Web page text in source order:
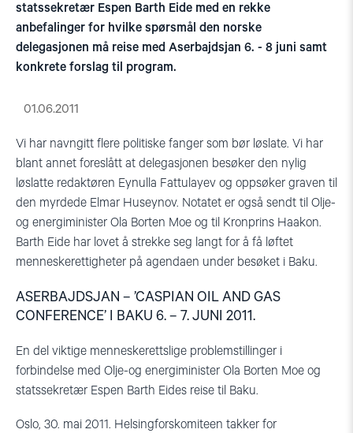
statssekretær Espen Barth Eide med en rekke
anbefalinger for hvilke spørsmål den norske
delegasjonen må reise med Aserbajdsjan 6. - 8 juni samt
konkrete forslag til program.
01.06.2011
Vi har navngitt flere politiske fanger som bør løslate. Vi har
blant annet foreslått at delegasjonen besøker den nylig
løslatte redaktøren Eynulla Fattulayev og oppsøker graven til
den myrdede Elmar Huseynov. Notatet er også sendt til Olje-
og energiminister Ola Borten Moe og til Kronprins Haakon.
Barth Eide har lovet å strekke seg langt for å få løftet
menneskerettigheter på agendaen under besøket i Baku.
ASERBAJDSJAN – ’CASPIAN OIL AND GAS
CONFERENCE’ I BAKU 6. – 7. JUNI 2011.
En del viktige menneskerettslige problemstillinger i
forbindelse med Olje-og energiminister Ola Borten Moe og
statssekretær Espen Barth Eides reise til Baku.
Oslo, 30. mai 2011. Helsingforskomiteen takker for